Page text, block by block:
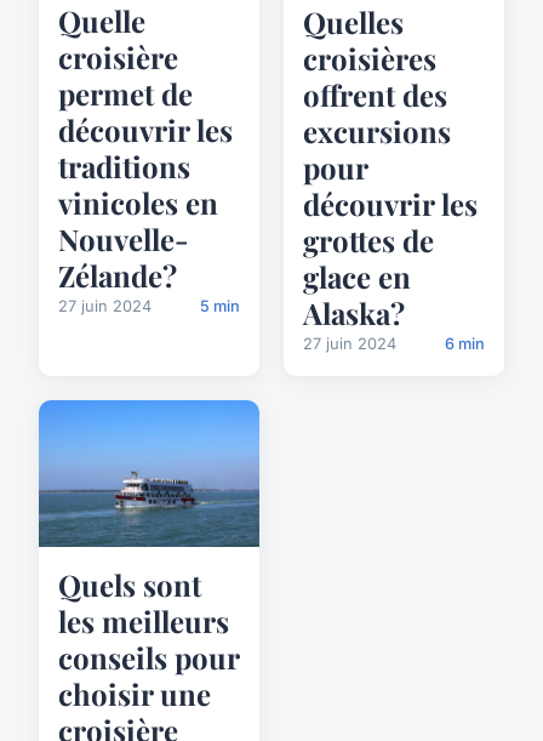
Quelle
croisière
permet de
découvrir les
traditions
vinicoles en
Nouvelle-
Zélande?
27 juin 2024 5 min
Quelles
croisières
offrent des
excursions
pour
découvrir les
grottes de
glace en
Alaska?
27 juin 2024 6 min
Quels sont
les meilleurs
conseils pour
choisir une
croisière